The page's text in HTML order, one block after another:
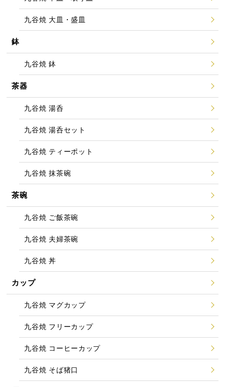
九谷焼 大皿・盛皿
鉢
九谷焼 鉢
茶器
九谷焼 湯呑
九谷焼 湯呑セット
九谷焼 ティーポット
九谷焼 抹茶碗
茶碗
九谷焼 ご飯茶碗
九谷焼 夫婦茶碗
九谷焼 丼
カップ
九谷焼 マグカップ
九谷焼 フリーカップ
九谷焼 コーヒーカップ
九谷焼 そば猪口